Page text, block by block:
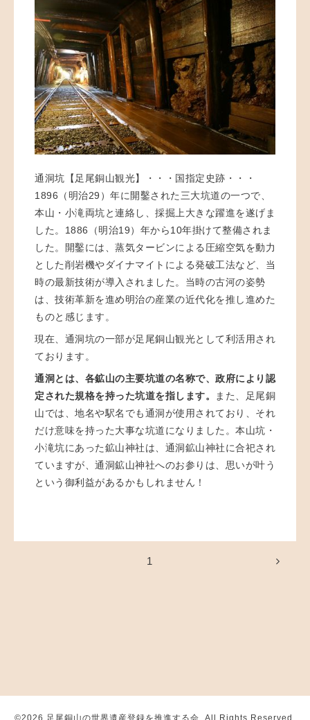
通洞坑【足尾銅山観光】・・・国指定史跡・・・
1896（明治29）年に開鑿された三大坑道の一つで、
本山・小滝両坑と連絡し、採掘上大きな躍進を遂げま
した。1886（明治19）年から10年掛けて整備されま
した。開鑿には、蒸気タービンによる圧縮空気を動力
とした削岩機やダイナマイトによる発破工法など、当
時の最新技術が導入されました。当時の古河の姿勢
は、技術革新を進め明治の産業の近代化を推し進めた
ものと感じます。
現在、通洞坑の一部が足尾銅山観光として利活用され
ております。
通洞とは、各鉱山の主要坑道の名称で、政府により認
定された規格を持った坑道を指します。
また、足尾銅
山では、地名や駅名でも通洞が使用されており、それ
だけ意味を持った大事な坑道になりました。本山坑・
小滝坑にあった鉱山神社は、通洞鉱山神社に合祀され
ていますが、通洞鉱山神社へのお参りは、思いが叶う
という御利益があるかもしれません！
1
©2026 足尾銅山の世界遺産登録を推進する会 . All Rights Reserved.